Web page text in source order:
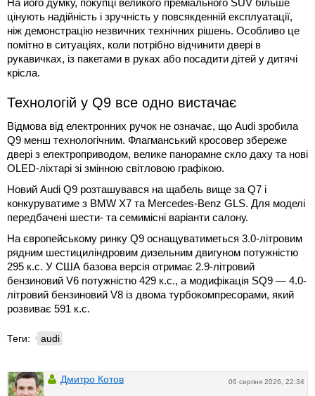
цінують надійність і зручність у повсякденній експлуатації,
ніж демонстрацію незвичних технічних рішень. Особливо це
помітно в ситуаціях, коли потрібно відчинити двері в
рукавичках, із пакетами в руках або посадити дітей у дитячі
крісла.
Технологій у Q9 все одно вистачає
Відмова від електронних ручок не означає, що Audi зробила
Q9 менш технологічним. Флагманський кросовер збереже
двері з електроприводом, велике панорамне скло даху та нові
OLED-ліхтарі зі змінною світловою графікою.
Новий Audi Q9 розташувався на щабель вище за Q7 і
конкуруватиме з BMW X7 та Mercedes-Benz GLS. Для моделі
передбачені шести- та семимісні варіанти салону.
На європейському ринку Q9 оснащуватиметься 3.0-літровим
рядним шестициліндровим дизельним двигуном потужністю
295 к.с. У США базова версія отримає 2.9-літровий
бензиновий V6 потужністю 429 к.с., а модифікація SQ9 — 4.0-
літровий бензиновий V8 із двома турбокомпресорами, який
розвиває 591 к.с.
Теги: audi
06 серпня 2026, 22:34
Дмитро Котов